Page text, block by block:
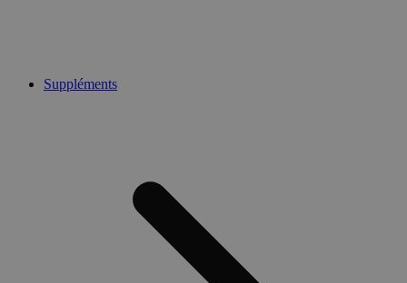
Suppléments